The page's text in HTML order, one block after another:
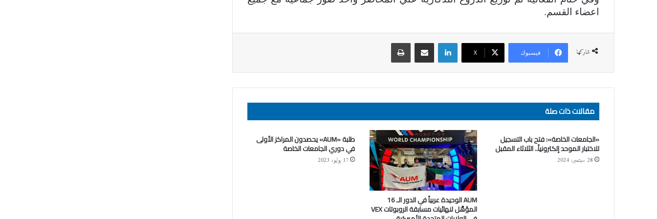
اعضاء القسم.
شاركها فيسبوك ‫X
لينكدإن مشاركة عبر البريد طباعة
مقالات ذات صلة
«الجامعات الخاصة»: فتح باب التسجيل
للاختبار الموحد إلكترونياً.. الثلاثاء المقبل
28 سبتمبر، 2024
AUM الوحيدة عربياً في الدور الـ 16
المؤهِّل لنهائيات مسابقة الروبوتات VEX
طلبة «AUM» يحصدون المراكز الأولى
في دوري الجامعات الخاصة
17 يوليو، 2023